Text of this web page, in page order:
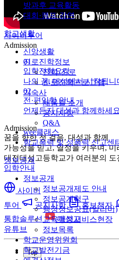
방과후 교육활동
대회·캠프·강연
학교생활
신앙생활
진로진학정보
진학·진로
진로진학프로그램
기숙사
채움뜰 소개
공지사항
Q&A
wee클래스
학교폭력 및 성폭력 신고센
정보공개
정보공개
정보공개제도 안내
정보공개청구
행정정보공표(알리미)
교육행정서비스현장
정보목록
학교운영위원회
학교발전기금
사이버투어
Admission
01
입학전형요강
나의 꿈, 대성에서 시작됩니
02
전·편입학 안내
언제든지 대성과 함께하세요
Admission
꿈을 향한 첫 걸음, 대성과 함께
가능성을 믿고, 열정을 키우며,
대전대성고등학교가 여러분의
입학안내
사이버
투어
공지사항 홍보책자
통합솔루션
대성고
유튜브
Top